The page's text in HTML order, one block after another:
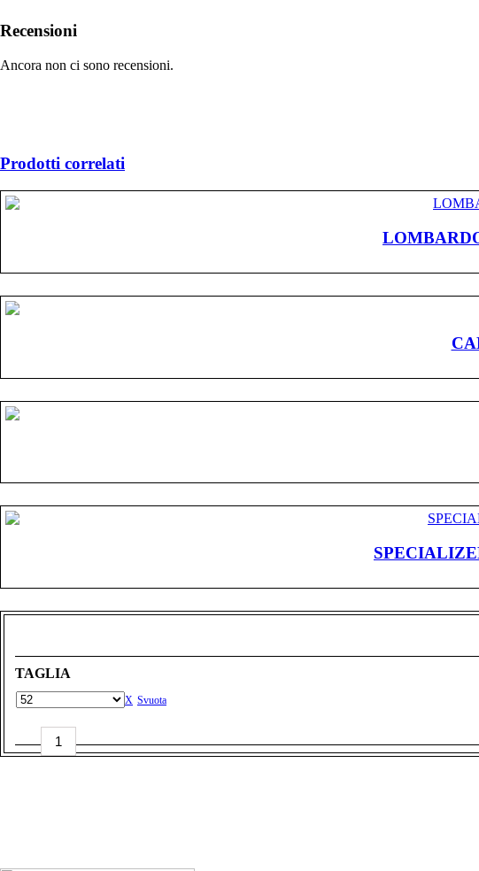
Recensioni
Ancora non ci sono recensioni.
Prodotti correlati
TAGLIA
Svuota
SCOTT
SPEEDSTER